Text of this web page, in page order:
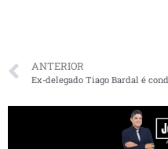
ANTERIOR